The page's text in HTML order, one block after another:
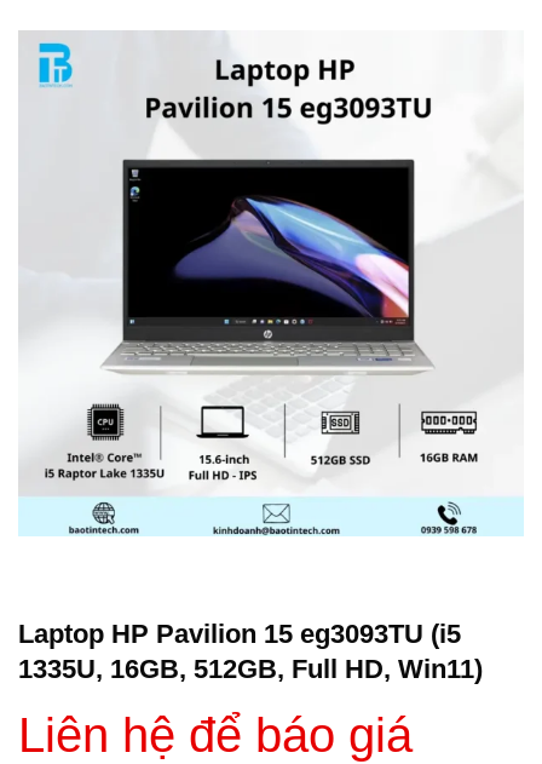
Laptop HP Pavilion 15 eg3093TU (i5
1335U, 16GB, 512GB, Full HD, Win11)
Liên hệ để báo giá